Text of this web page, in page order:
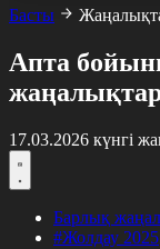
Басты
Апта
17.03.2026 күнгі
Барлық
#Жолдау 2025